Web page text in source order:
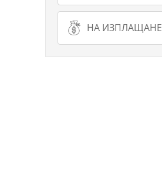
НА ИЗПЛАЩАНЕ